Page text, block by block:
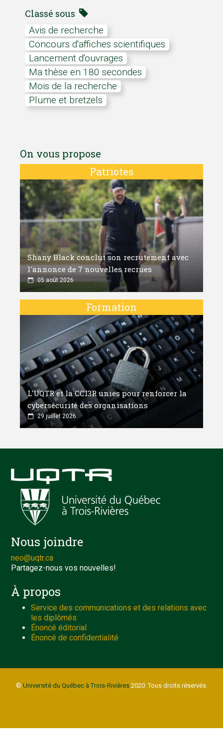
Classé sous
avis de recherche
Concours d'affiches scientifiques
lancement d'ouvrages
Ma thèse en 180 secondes
mois de la recherche
Plume et bretzels
On vous propose
Patriotes
Shany Black conclut son recrutement avec
l'annonce de 7 nouvelles recrues
05 août 2026
Formation
L'UQTR et la CCI3R unies pour renforcer la
cybersécurité des organisations
29 juillet 2026
Nous joindre
neo@uqtr.ca
Partagez-nous vos nouvelles!
À propos
Service des communications et des relations avec
les diplômés
Énoncé éditorial
Énoncé de confidentialité
© Université du Québec à Trois-Rivières2020. Tous droits réservés.